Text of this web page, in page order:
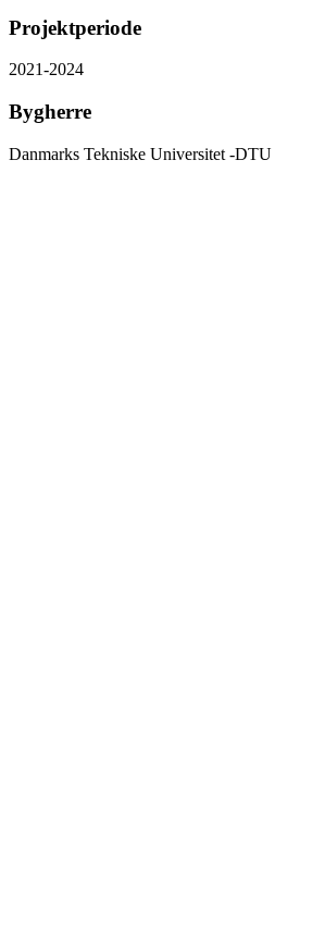
Projektperiode
2021-2024
Bygherre
Danmarks Tekniske Universitet -DTU